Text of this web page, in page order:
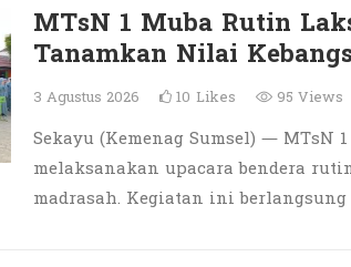
MTsN 1 Muba Rutin
Tanamkan Nilai
3 Agustus 2026 10 Likes 95 Views
Sekayu (Kemenag Sumsel) — MTsN
melaksanakan upacara bendera
madrasah. Kegiatan ini